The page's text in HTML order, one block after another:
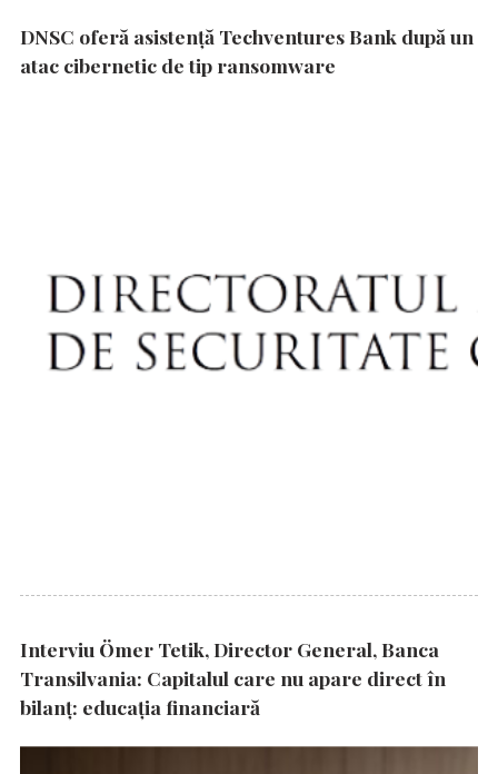
DNSC oferă asistență Techventures Bank după un
atac cibernetic de tip ransomware
Interviu Ömer Tetik, Director General, Banca
Transilvania: Capitalul care nu apare direct în
bilanț: educația financiară